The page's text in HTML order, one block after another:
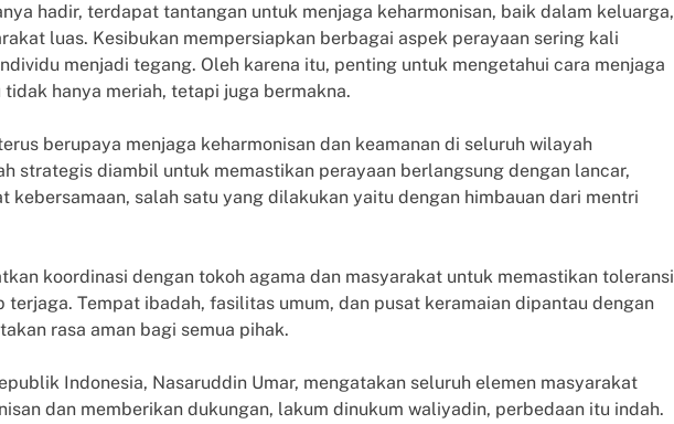
hadir, terdapat tantangan untuk menjaga keharmonisan, baik dalam keluarga,
luas. Kesibukan mempersiapkan berbagai aspek perayaan sering kali
menjadi tegang. Oleh karena itu, penting untuk mengetahui cara menjaga
hanya meriah, tetapi juga bermakna.
berupaya menjaga keharmonisan dan keamanan di seluruh wilayah
strategis diambil untuk memastikan perayaan berlangsung dengan lancar,
kebersamaan, salah satu yang dilakukan yaitu dengan himbauan dari mentri
koordinasi dengan tokoh agama dan masyarakat untuk memastikan toleransi
Tempat ibadah, fasilitas umum, dan pusat keramaian dipantau dengan
rasa aman bagi semua pihak.
Indonesia, Nasaruddin Umar, mengatakan seluruh elemen masyarakat
dan memberikan dukungan, lakum dinukum waliyadin, perbedaan itu indah.